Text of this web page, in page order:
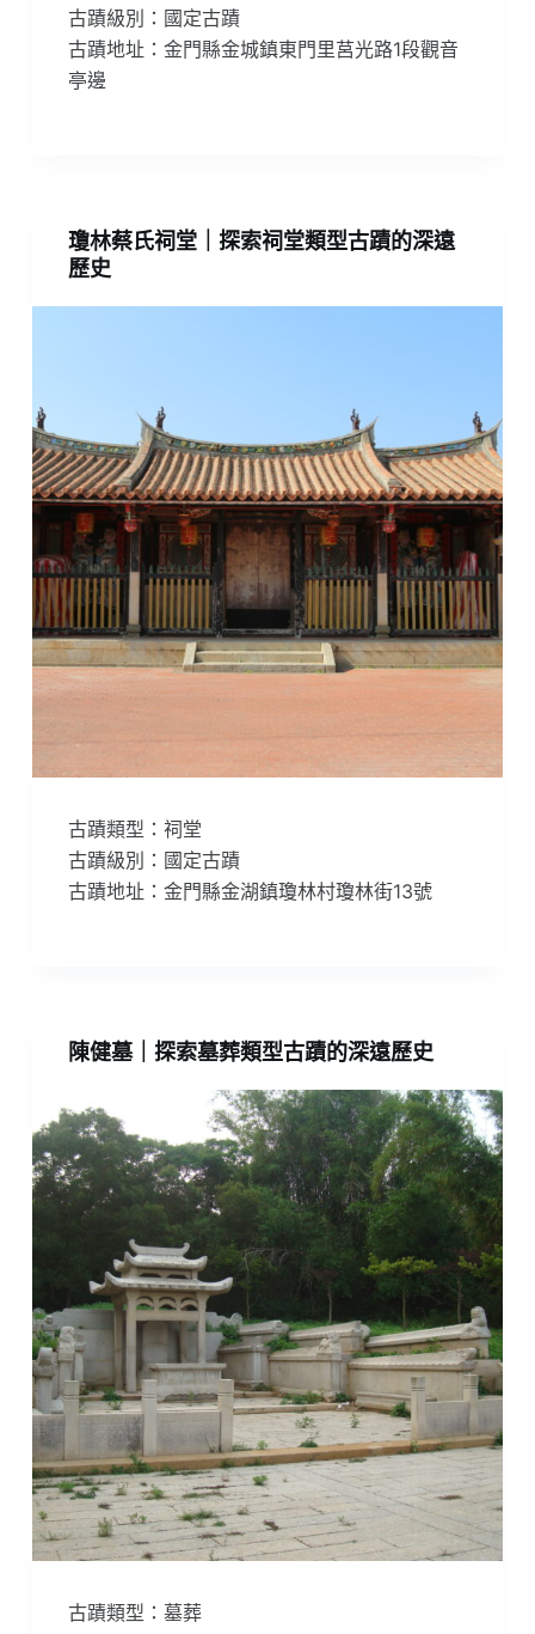
古蹟級別：國定古蹟
古蹟地址：金門縣金城鎮東門里莒光路1段觀音
亭邊
瓊林蔡氏祠堂｜探索祠堂類型古蹟的深遠
歷史
古蹟類型：祠堂
古蹟級別：國定古蹟
古蹟地址：金門縣金湖鎮瓊林村瓊林街13號
陳健墓｜探索墓葬類型古蹟的深遠歷史
古蹟類型：墓葬